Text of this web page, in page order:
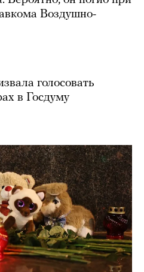
Воздушно-
голосовать
в Госдуму